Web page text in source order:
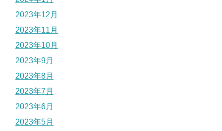
2023年12月
2023年11月
2023年10月
2023年9月
2023年8月
2023年7月
2023年6月
2023年5月